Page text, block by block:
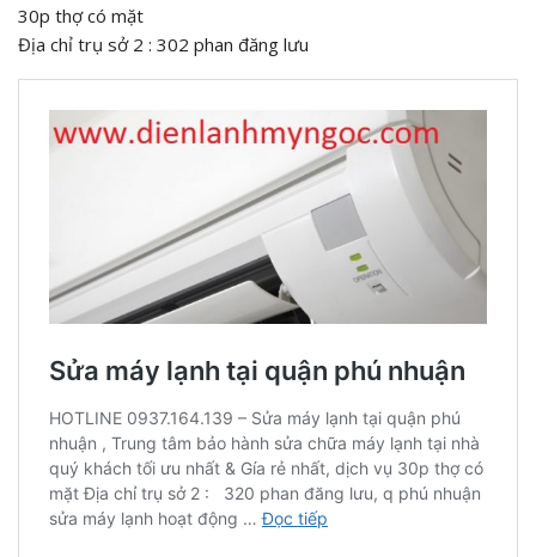
30p thợ có mặt
Địa chỉ trụ sở 2 : 302 phan đăng lưu